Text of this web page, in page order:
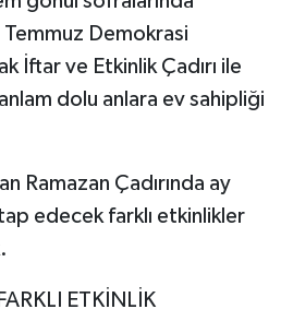
Demokrasi
İftar ve Etkinlik Çadırı ile
dolu anlara ev sahipliği
Ramazan Çadırında ay
edecek farklı etkinlikler
ETKİNLİK